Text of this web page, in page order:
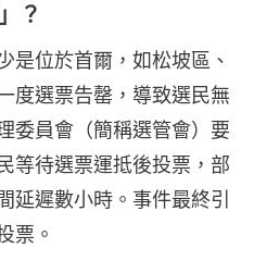
？
是位於首爾，如松坡區、
度選票告罄，導致選民無
委員會（簡稱選管會）要
等待選票運抵後投票，部
延遲數小時。事件最終引
票。